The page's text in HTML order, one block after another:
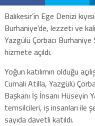
Balıkesir’in Ege Denizi
Burhaniye’de, lezzeti ve
Yazgülü Çorbacı
hizmete açıldı.
Yoğun katılımın olduğu
Cumali Atilla, Yazgülü
Başkanı İş İnsanı
temsilcileri, iş insanları ile
sayıda davetli katıldı.